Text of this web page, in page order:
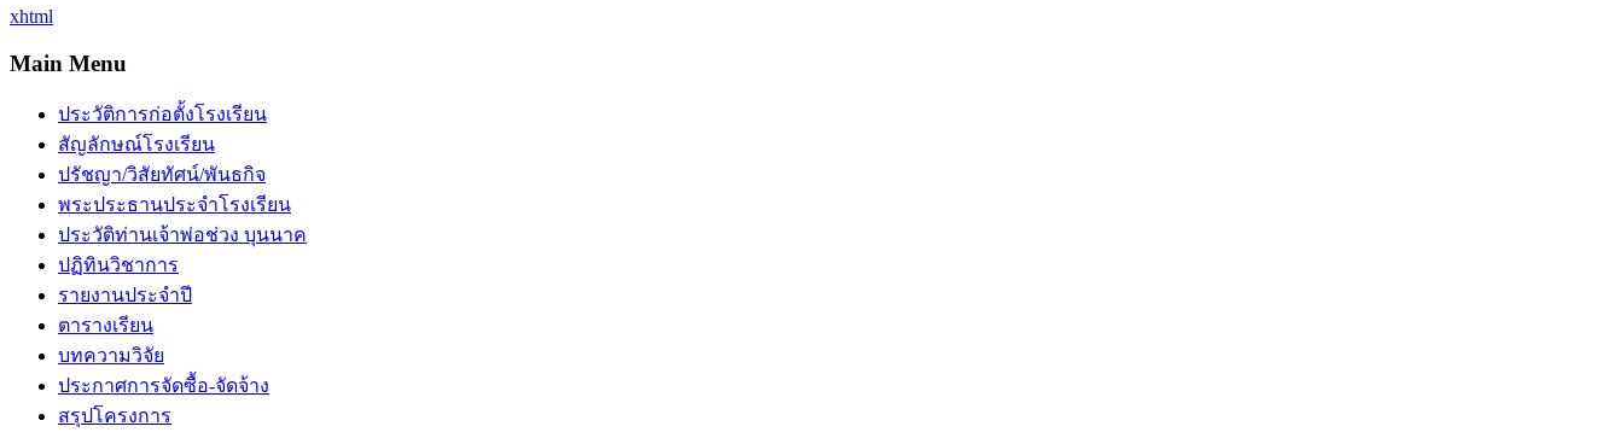
xhtml
Main Menu
ประวัติการก่อตั้งโรงเรียน
สัญลักษณ์โรงเรียน
ปรัชญา/วิสัยทัศน์/พันธกิจ
พระประธานประจำโรงเรียน
ประวัติท่านเจ้าพ่อช่วง บุนนาค
ปฏิทินวิชาการ
รายงานประจำปี
ตารางเรียน
บทความวิจัย
ประกาศการจัดซื้อ-จัดจ้าง
สรุปโครงการ